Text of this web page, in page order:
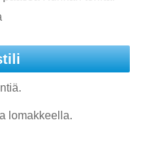
lomakkeella.